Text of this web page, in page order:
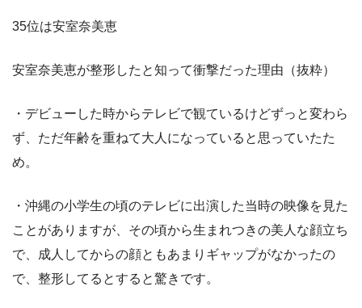
35位は安室奈美恵
安室奈美恵が整形したと知って衝撃だった理由（抜粋）
・デビューした時からテレビで観ているけどずっと変わら
ず、ただ年齢を重ねて大人になっていると思っていたた
め。
・沖縄の小学生の頃のテレビに出演した当時の映像を見た
ことがありますが、その頃から生まれつきの美人な顔立ち
で、成人してからの顔ともあまりギャップがなかったの
で、整形してるとすると驚きです。